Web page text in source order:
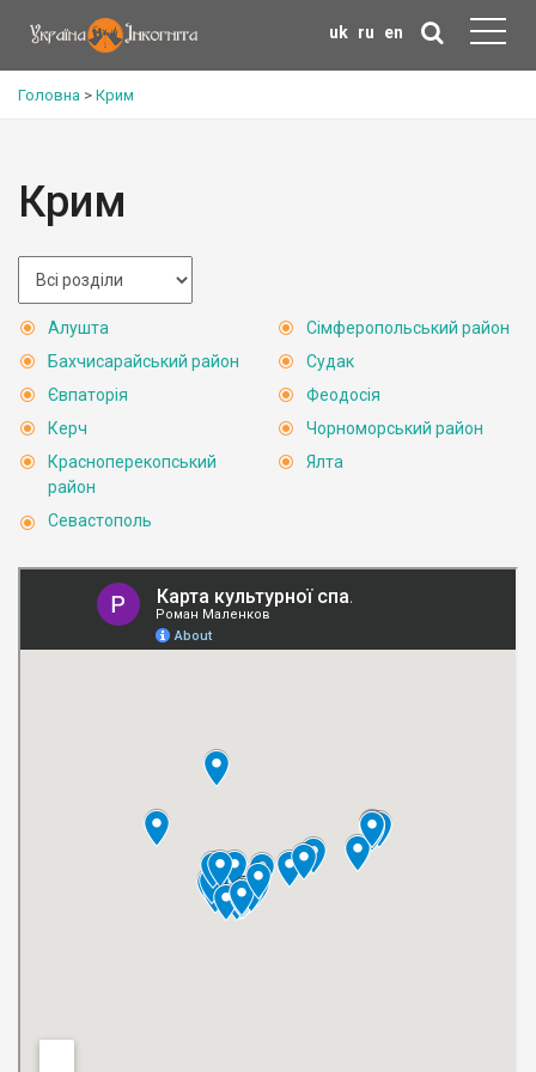
uk ru en
Головна > Крим
Крим
Алушта
Бахчисарайський район
Євпаторія
Керч
Красноперекопський
район
Севастополь
Сімферопольський район
Судак
Феодосія
Чорноморський район
Ялта